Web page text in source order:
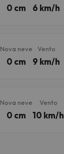
0 cm 6 km/h
Nova neve
0 cm
Vento
9 km/h
Nova neve
0 cm
Vento
10 km/h